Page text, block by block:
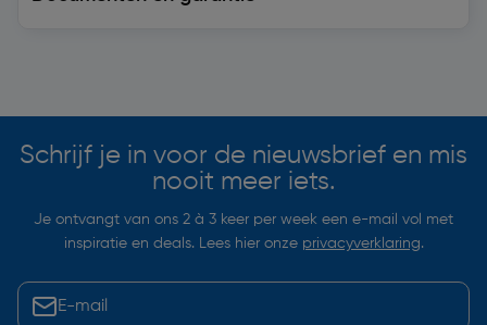
Schrijf je in voor de nieuwsbrief en mis
nooit meer iets.
Je ontvangt van ons 2 à 3 keer per week een e-mail vol met
inspiratie en deals. Lees hier onze privacyverklaring.